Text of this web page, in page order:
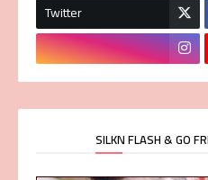
Twitter